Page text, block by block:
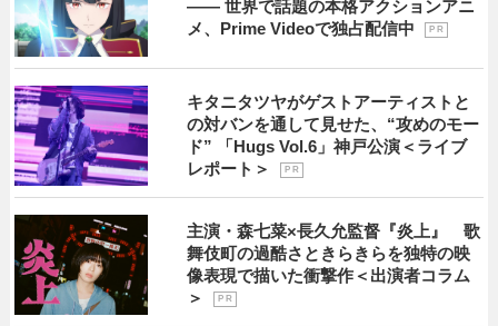
―― 世界で話題の本格アクションアニ
メ、Prime Videoで独占配信中
P R
キタニタツヤがゲストアーティストと
の対バンを通して見せた、“攻めのモー
ド” 「Hugs Vol.6」神戸公演＜ライブ
レポート＞
P R
主演・森七菜×長久允監督『炎上』 歌
舞伎町の過酷さときらきらを独特の映
像表現で描いた衝撃作＜出演者コラム
＞
P R